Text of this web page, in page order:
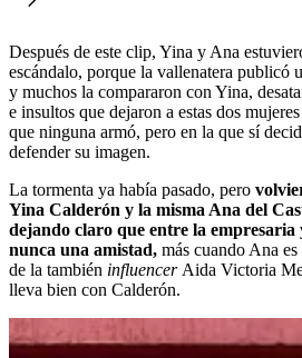
Después de este clip, Yina y Ana
escándalo, porque la vallenatera publicó
y muchos la compararon con Yina,
e insultos que dejaron a estas dos
que ninguna armó, pero en la que sí
defender su imagen.
La tormenta ya había pasado, pero
Yina Calderón y la misma Ana del
dejando claro que entre la
nunca una amistad, más cuando Ana
de la también influencer Aida Victoria
lleva bien con Calderón.